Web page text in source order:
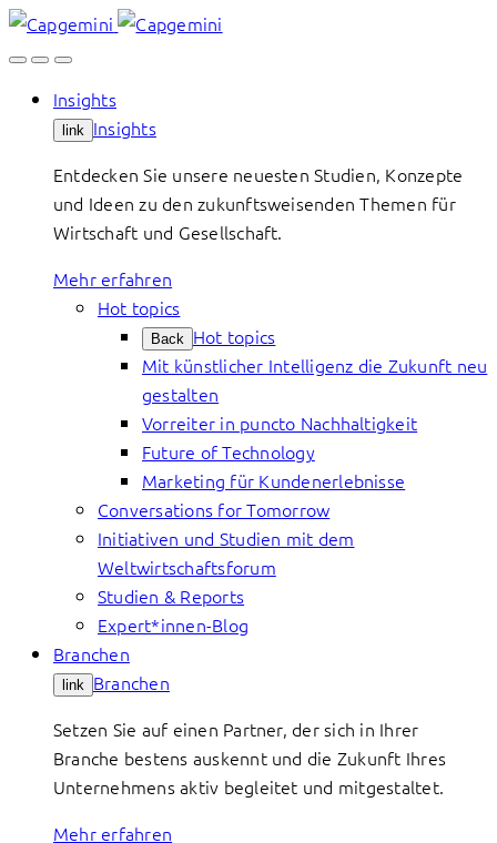
Skip
to
Insights
link Insights
Entdecken Sie unsere neuesten Studien, Konzepte
und Ideen zu den zukunftsweisenden Themen für
Wirtschaft und Gesellschaft.
Mehr erfahren
Hot topics
Back Hot topics
Mit künstlicher Intelligenz die Zukunft neu
gestalten
Vorreiter in puncto Nachhaltigkeit
Future of Technology
Marketing für Kundenerlebnisse
Conversations for Tomorrow
Initiativen und Studien mit dem
Weltwirtschaftsforum
Studien & Reports
Expert*innen-Blog
Branchen
link Branchen
Setzen Sie auf einen Partner, der sich in Ihrer
Branche bestens auskennt und die Zukunft Ihres
Unternehmens aktiv begleitet und mitgestaltet.
Mehr erfahren